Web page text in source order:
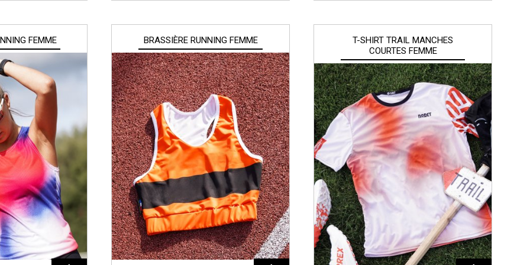
FEMME BRASSIÈRE RUNNING FEMME
T-SHIRT TRAIL MANCHES
COURTES FEMME